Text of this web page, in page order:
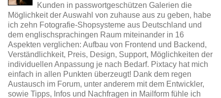
Kunden in passwortgeschützen Galerien die
Möglichkeit der Auswahl von zuhause aus zu geben, habe
ich zehn Fotografie-Shopsysteme aus Deutschland und
dem englischsprachingen Raum miteinander in 16
Aspekten verglichen: Aufbau von Frontend und Backend,
Verständlichkeit, Preis, Design, Support, Möglichkeiten der
individuellen Anpassung je nach Bedarf. Pixtacy hat mich
einfach in allen Punkten überzeugt! Dank dem regen
Austausch im Forum, unter anderem mit dem Entwickler,
sowie Tipps, Infos und Nachfragen in Mailform fühle ich